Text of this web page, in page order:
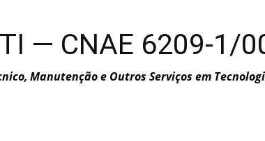
— CNAE 6209-1/
Manutenção e Outros Serviços em